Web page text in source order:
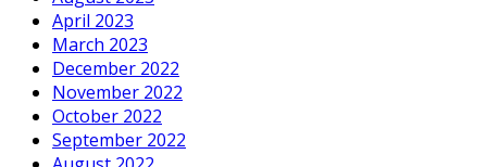
April 2023
March 2023
December 2022
November 2022
October 2022
September 2022